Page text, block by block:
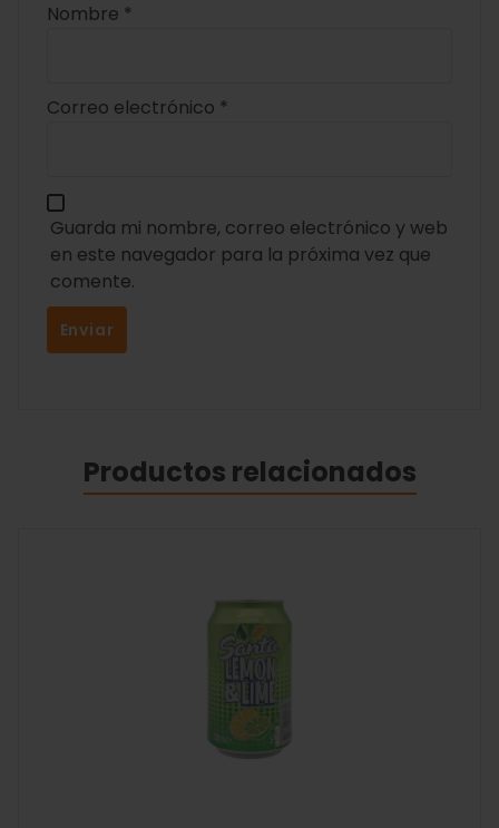
Nombre *
Correo electrónico *
Guarda mi nombre, correo electrónico y web
en este navegador para la próxima vez que
comente.
Productos relacionados